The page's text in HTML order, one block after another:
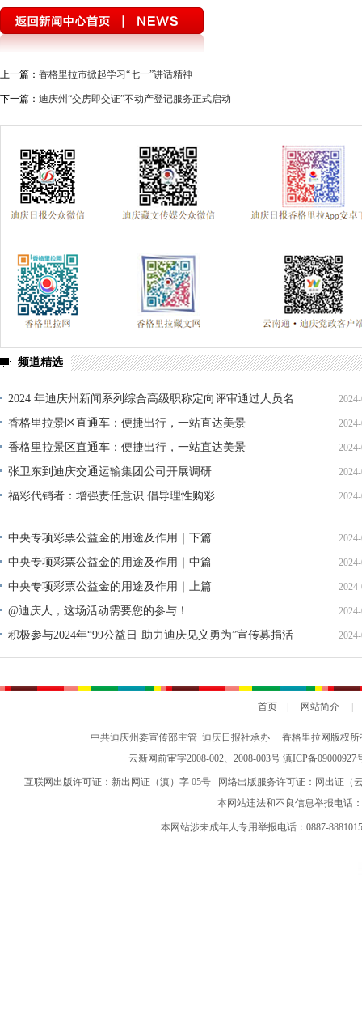
上一篇： 香格里拉市掀起学习“七一”讲话精神
下一篇： 迪庆州“交房即交证”不动产登记服务正式启动
频道精选
2024 年迪庆州新闻系列综合高级职称定向评审通过人员名
单公示
香格里拉景区直通车：便捷出行，一站直达美景
香格里拉景区直通车：便捷出行，一站直达美景
张卫东到迪庆交通运输集团公司开展调研
福彩代销者：增强责任意识 倡导理性购彩
中央专项彩票公益金的用途及作用｜下篇
中央专项彩票公益金的用途及作用｜中篇
中央专项彩票公益金的用途及作用｜上篇
@迪庆人，这场活动需要您的参与！
积极参与2024年“99公益日·助力迪庆见义勇为”宣传募捐活
动倡议书